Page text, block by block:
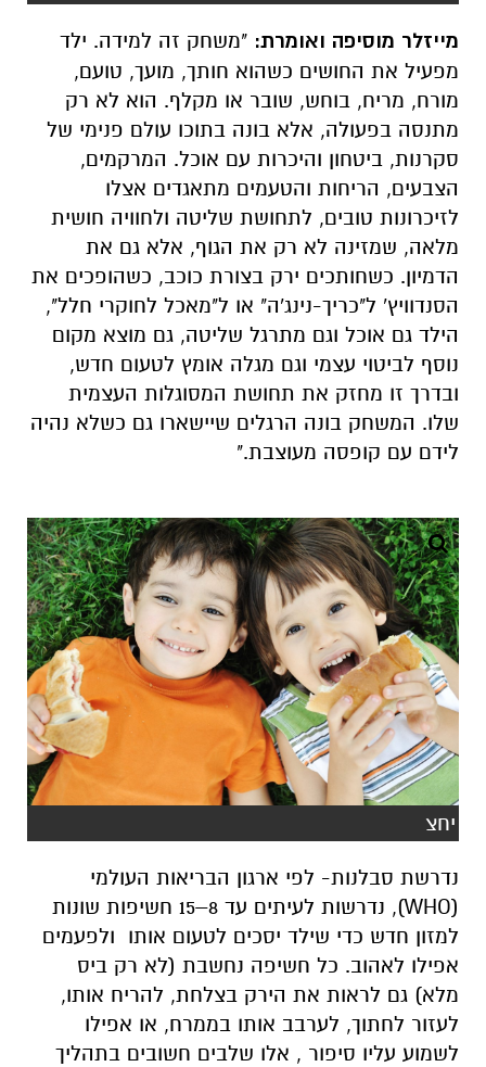
מייזלר מוסיפה ואומרת: "משחק זה למידה. ילד
מפעיל את החושים כשהוא חותך, מועך, טועם,
מורח, מריח, בוחש, שובר או מקלף. הוא לא רק
מתנסה בפעולה, אלא בונה בתוכו עולם פנימי של
סקרנות, ביטחון והיכרות עם אוכל. המרקמים,
הצבעים, הריחות והטעמים מתאגדים אצלו
לזיכרונות טובים, לתחושת שליטה ולחוויה חושית
מלאה, שמזינה לא רק את הגוף, אלא גם את
הדמיון. כשחותכים ירק בצורת כוכב, כשהופכים את
הסנדוויץ' ל"כריך-נינג'ה" או ל"מאכל לחוקרי חלל",
הילד גם אוכל וגם מתרגל שליטה, גם מוצא מקום
נוסף לביטוי עצמי וגם מגלה אומץ לטעום חדש,
ובדרך זו מחזק את תחושת המסוגלות העצמית
שלו. המשחק בונה הרגלים שיישארו גם כשלא נהיה
לידם עם קופסה מעוצבת."
יחצ
נדרשת סבלנות- לפי ארגון הבריאות העולמי
(WHO), נדרשות לעיתים עד 8–15 חשיפות שונות
למזון חדש כדי שילד יסכים לטעום אותו ולפעמים
אפילו לאהוב. כל חשיפה נחשבת (לא רק ביס
מלא) גם לראות את הירק בצלחת, להריח אותו,
לעזור לחתוך, לערבב אותו בממרח, או אפילו
לשמוע עליו סיפור , אלו שלבים חשובים בתהליך